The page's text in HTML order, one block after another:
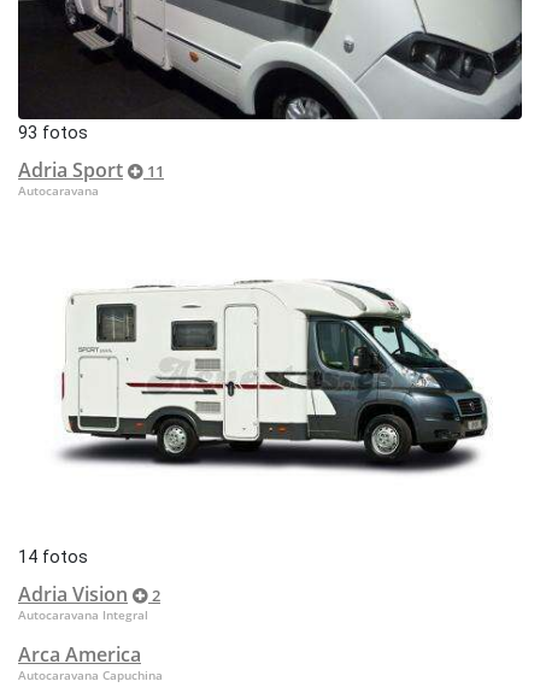
93 fotos
Adria Sport 11
Autocaravana
14 fotos
Adria Vision 2
Autocaravana Integral
Arca America
Autocaravana Capuchina